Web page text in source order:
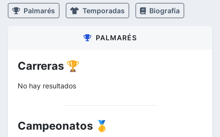
Palmarés Temporadas Biografía
PALMARÉS
Carreras 🏆
No hay resultados
Campeonatos 🥇